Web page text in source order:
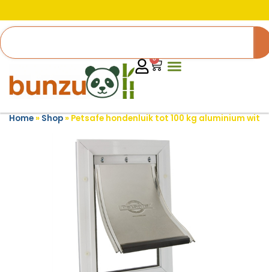
0
Home» Shop» Petsafe hondenluik tot 100 kg aluminium wit